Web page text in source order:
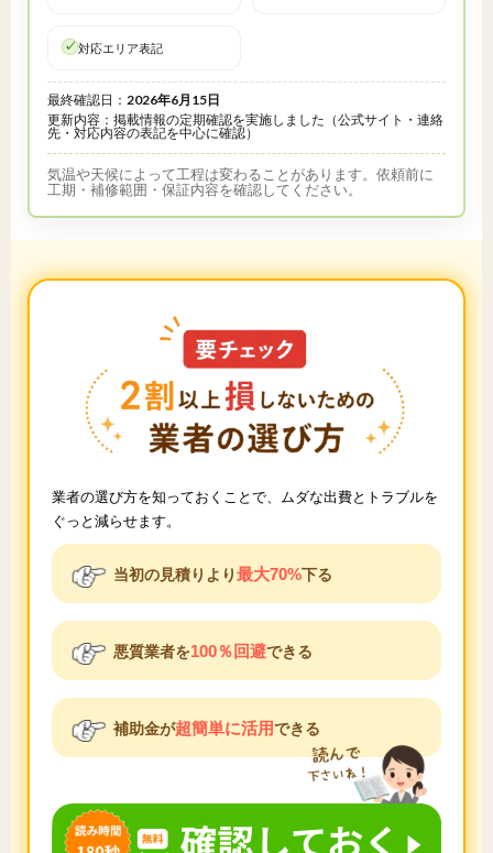
対応エリア表記
最終確認日： 2026年6月15日
更新内容：掲載情報の定期確認を実施しました（公式サイト・連絡
先・対応内容の表記を中心に確認）
気温や天候によって工程は変わることがあります。依頼前に
工期・補修範囲・保証内容を確認してください。
業者の選び方を知っておくことで、ムダな出費とトラブルを
ぐっと減らせます。
当初の見積りより最大70%下る
悪質業者を100％回避できる
補助金が超簡単に活用できる